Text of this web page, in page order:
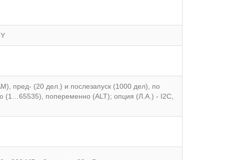
пред- (20 дел.) и послезапуск (1000 дел), по
(1…65535), попеременно (ALT); опция (Л.А.) - I2C,